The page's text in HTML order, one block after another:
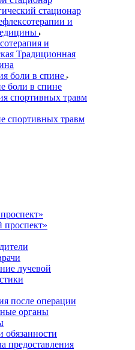
стационар
и
и
Традиционная
боли в спине
боли в спине
спортивных травм
спортивных травм
проспект»
лучевой
после операции
органы
обязанности
предоставления